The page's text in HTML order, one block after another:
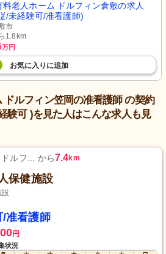
料老人ホーム ドルフィン倉敷の求人
/未経験可/准看護師)
市
1.8km
万円
お気に入り に追加
ドルフィン笠岡の准看護師 の契約
験可 )を見た人はこんな求人も見
ルフ... から7.4km
保健施設
/准看護師
円
状況